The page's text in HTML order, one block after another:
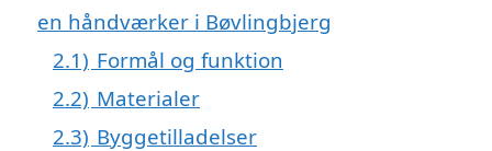
en håndværker i Bøvlingbjerg
2.1) Formål og funktion
2.2) Materialer
2.3) Byggetilladelser